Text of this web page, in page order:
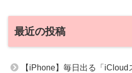
最近の投稿
【iPhone】毎日出る「